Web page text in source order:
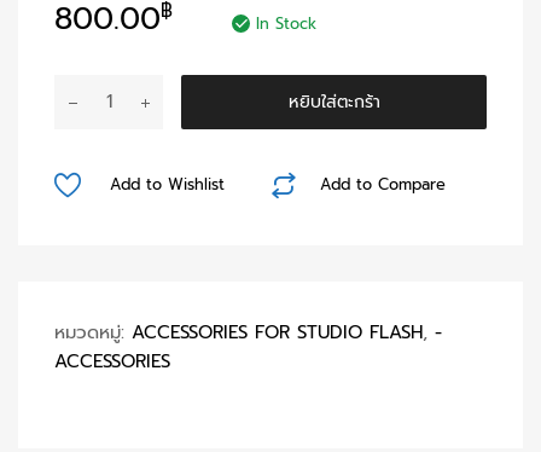
800.00฿ In Stock
จำนวน
M11-
หยิบใส่ตะกร้า
Add to Compare
Add to Wishlist
หมวดหมู่: ACCESSORIES FOR STUDIO FLASH, -
ACCESSORIES